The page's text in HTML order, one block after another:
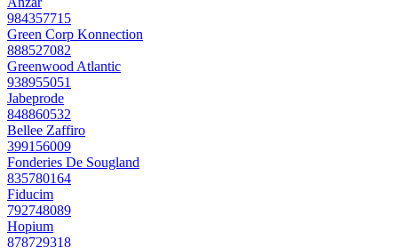
984357715
Green Corp Konnection
888527082
Greenwood Atlantic
938955051
Jabeprode
848860532
Bellee Zaffiro
399156009
Fonderies De Sougland
835780164
Fiducim
792748089
Hopium
878729318